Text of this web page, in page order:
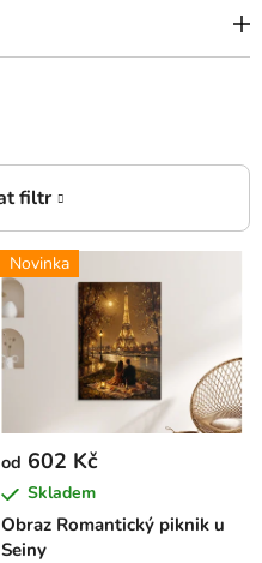
Novinka
Obraz Romantický piknik u
Seiny
od 602 Kč
Skladem